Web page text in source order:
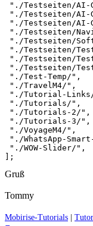
"./Testseiten/AI-
"./Testseiten/AI-
"./Testseiten/AI-
"./Testseiten/
"./Testseiten/
"./Testseiten/
"./Testseiten/
"./Testseiten/
"./Test-Temp/",
"./TravelM4/",
"./Tutorial-
"./Tutorials/",
"./Tutorials-2/",
"./Tutorials-3/",
"./VoyageM4/",
"./WhatsApp-
"./WOW-Slider/",
];
Gruß
Tommy
Mobirise-Tutorials